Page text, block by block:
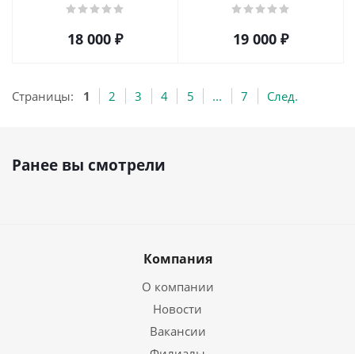
18 000 ₽ 19 000 ₽
Страницы: 1 2 3 4 5 ... 7 След.
Ранее вы смотрели
Компания
О компании
Новости
Вакансии